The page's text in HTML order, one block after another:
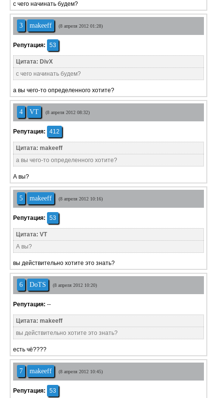
с чего начинать будем?
3 makeeff (8 апреля 2012 01:28)
Репутация: 53
Цитата: DivX
с чего начинать будем?
а вы чего-то определенного хотите?
4 VT (8 апреля 2012 08:32)
Репутация: 412
Цитата: makeeff
а вы чего-то определенного хотите?
А вы?
5 makeeff (8 апреля 2012 10:16)
Репутация: 53
Цитата: VT
А вы?
вы действительно хотите это знать?
6 DoTS (8 апреля 2012 10:20)
Репутация: --
Цитата: makeeff
вы действительно хотите это знать?
есть чё????
7 makeeff (8 апреля 2012 10:45)
Репутация: 53